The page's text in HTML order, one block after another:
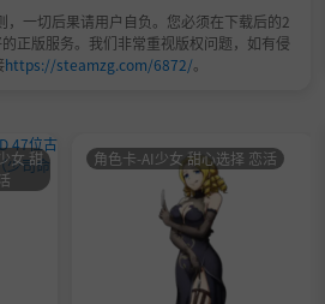
一切后果请用户自负。您必须在下载后的2
正版服务。我们非常重视版权问题，如有侵
https://steamzg.com/6872/。
女 甜
角色卡-AI少女 甜心选择 恋活